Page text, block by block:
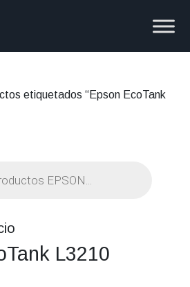
etiquetados “Epson EcoTank
L3210